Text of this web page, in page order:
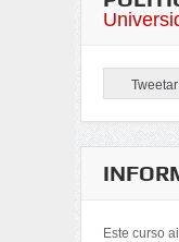
Tweetar
Este curso